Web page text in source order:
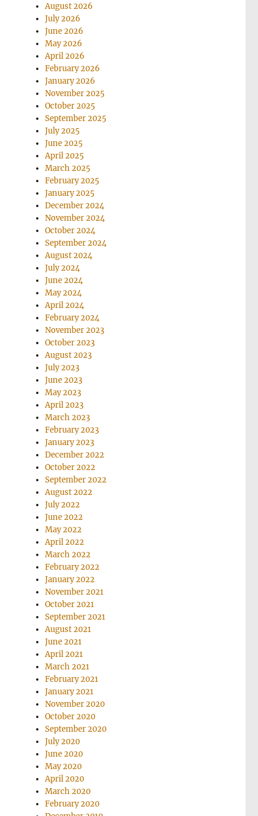
August 2026
July 2026
June 2026
May 2026
April 2026
February 2026
January 2026
November 2025
October 2025
September 2025
July 2025
June 2025
April 2025
March 2025
February 2025
January 2025
December 2024
November 2024
October 2024
September 2024
August 2024
July 2024
June 2024
May 2024
April 2024
February 2024
November 2023
October 2023
August 2023
July 2023
June 2023
May 2023
April 2023
March 2023
February 2023
January 2023
December 2022
October 2022
September 2022
August 2022
July 2022
June 2022
May 2022
April 2022
March 2022
February 2022
January 2022
November 2021
October 2021
September 2021
August 2021
June 2021
April 2021
March 2021
February 2021
January 2021
November 2020
October 2020
September 2020
July 2020
June 2020
May 2020
April 2020
March 2020
February 2020